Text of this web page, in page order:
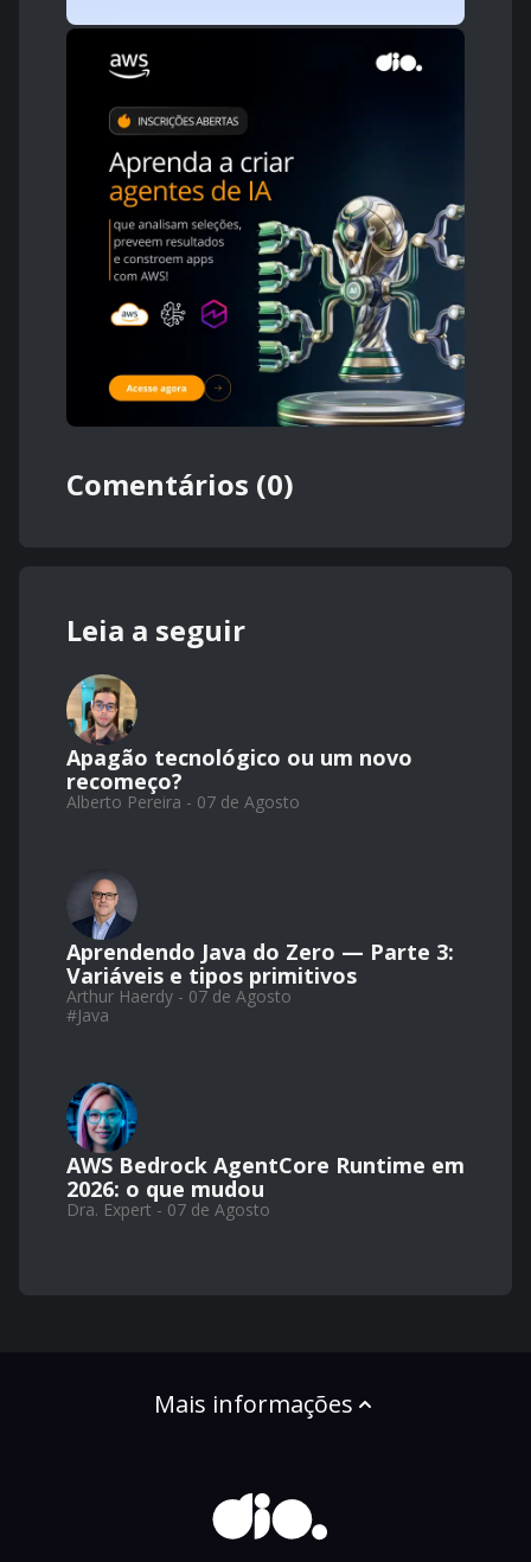
Comentários (0)
Leia a seguir
Apagão tecnológico ou um novo
recomeço?
Alberto Pereira - 07 de Agosto
Aprendendo Java do Zero — Parte 3:
Variáveis e tipos primitivos
Arthur Haerdy - 07 de Agosto
#Java
AWS Bedrock AgentCore Runtime em
2026: o que mudou
Dra. Expert - 07 de Agosto
Mais informações